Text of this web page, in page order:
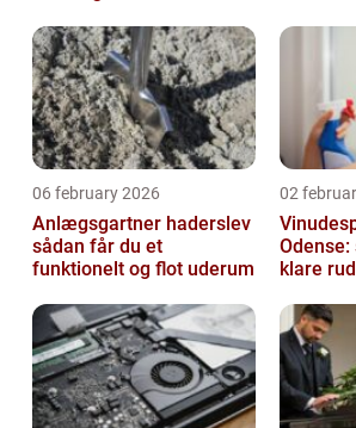
06 february 2026
Anlægsgartner haderslev
sådan får du et
funktionelt og flot uderum
02
klare